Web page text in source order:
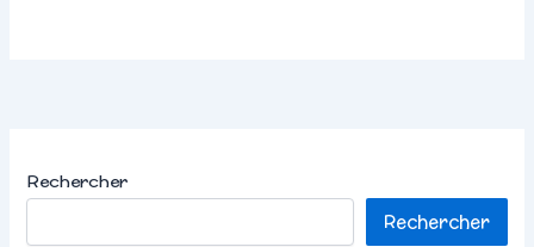
Rechercher
Rechercher